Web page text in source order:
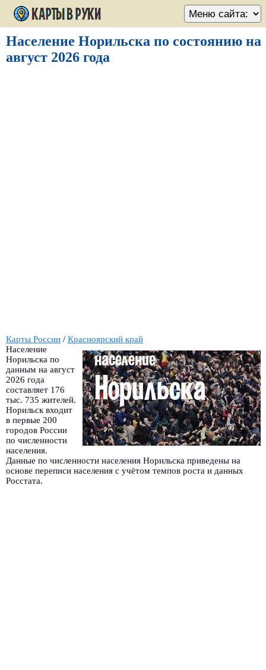
Население Норильска по состоянию на
август 2026 года
Карты России / Красноярский край
Население
Норильска по
данным на август
2026 года
составляет 176
тыс. 735 жителей.
Норильск входит
в первые 200
городов России
по численности
населения.
Данные по численности населения Норильска приведены на
основе переписи населения с учётом темпов роста и данных
Росстата.